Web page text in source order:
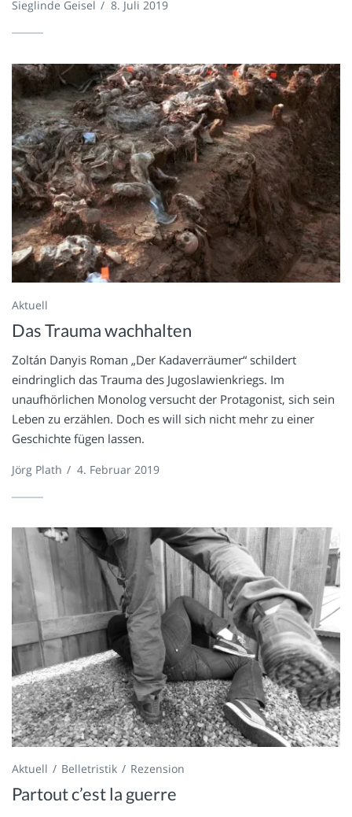
Sieglinde Geisel / 8. Juli 2019
Aktuell
Das Trauma wachhalten
Zoltán Danyis Roman „Der Kadaverräumer“ schildert
eindringlich das Trauma des Jugoslawienkriegs. Im
unaufhörlichen Monolog versucht der Protagonist, sich sein
Leben zu erzählen. Doch es will sich nicht mehr zu einer
Geschichte fügen lassen.
Jörg Plath / 4. Februar 2019
Aktuell Belletristik Rezension
Partout c’est la guerre